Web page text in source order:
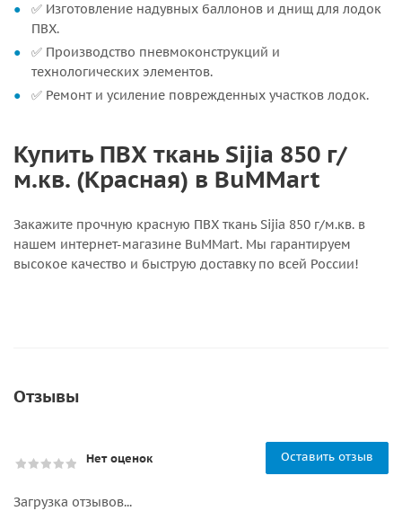
✅ Изготовление надувных баллонов и днищ для лодок
ПВХ.
✅ Производство пневмоконструкций и
технологических элементов.
✅ Ремонт и усиление поврежденных участков лодок.
Купить ПВХ ткань Sijia 850 г/
м.кв. (Красная) в BuMMart
Закажите прочную красную ПВХ ткань Sijia 850 г/м.кв. в
нашем интернет-магазине BuMMart. Мы гарантируем
высокое качество и быструю доставку по всей России!
Отзывы
Нет оценок Оставить отзыв
Загрузка отзывов...